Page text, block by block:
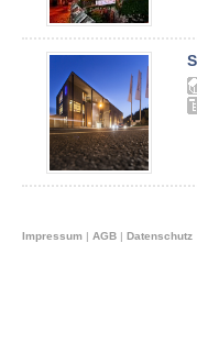
Impressum | AGB | Datenschutz